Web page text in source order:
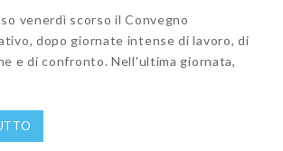
venerdì scorso il Convegno
dopo giornate intense di lavoro, di
e di confronto. Nell'ultima giornata,